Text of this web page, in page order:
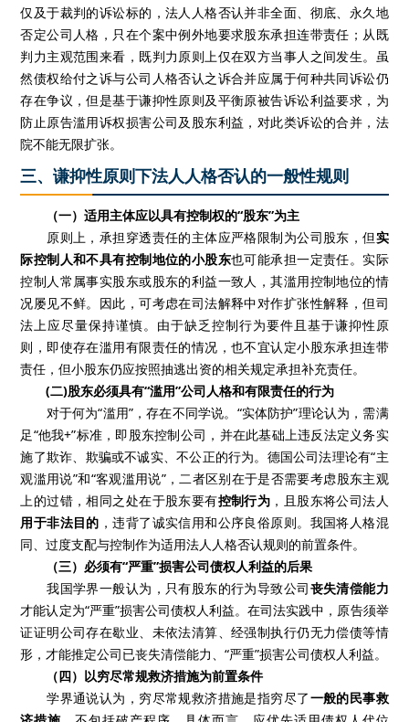
仅及于裁判的诉讼标的，法人人格否认并非全面、彻底、永久地
否定公司人格，只在个案中例外地要求股东承担连带责任；从既
判力主观范围来看，既判力原则上仅在双方当事人之间发生。虽
然债权给付之诉与公司人格否认之诉合并应属于何种共同诉讼仍
存在争议，但是基于谦抑性原则及平衡原被告诉讼利益要求，为
防止原告滥用诉权损害公司及股东利益，对此类诉讼的合并，法
院不能无限扩张。
三、谦抑性原则下法人人格否认的一般性规则
（一）适用主体应以具有控制权的“股东”为主
原则上，承担穿透责任的主体应严格限制为公司股东，但实
际控制人和不具有控制地位的小股东也可能承担一定责任。实际
控制人常属事实股东或股东的利益一致人，其滥用控制地位的情
况屡见不鲜。因此，可考虑在司法解释中对作扩张性解释，但司
法上应尽量保持谨慎。由于缺乏控制行为要件且基于谦抑性原
则，即使存在滥用有限责任的情况，也不宜认定小股东承担连带
责任，但小股东仍应按照抽逃出资的相关规定承担补充责任。
(二)股东必须具有“滥用”公司人格和有限责任的行为
对于何为“滥用”，存在不同学说。“实体防护”理论认为，需满
足“他我+”标准，即股东控制公司，并在此基础上违反法定义务实
施了欺诈、欺骗或不诚实、不公正的行为。德国公司法理论有“主
观滥用说”和“客观滥用说”，二者区别在于是否需要考虑股东主观
上的过错，相同之处在于股东要有控制行为 ，且股东将公司法人
用于非法目的 ，违背了诚实信用和公序良俗原则。我国将人格混
同、过度支配与控制作为适用法人人格否认规则的前置条件。
（三）必须有“严重”损害公司债权人利益的后果
我国学界一般认为，只有股东的行为导致公司丧失清偿能力
才能认定为“严重”损害公司债权人利益。在司法实践中，原告须举
证证明公司存在歇业、未依法清算、经强制执行仍无力偿债等情
形，才能推定公司已丧失清偿能力、“严重”损害公司债权人利益。
（四）以穷尽常规救济措施为前置条件
学界通说认为，穷尽常规救济措施是指穷尽了一般的民事救